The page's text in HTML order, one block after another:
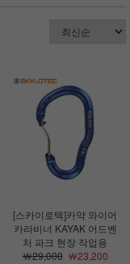
[스카이로텍]카약 와이어
카라비너 KAYAK 어드벤
처 파크 현장 작업용
￦29,000￦23,200